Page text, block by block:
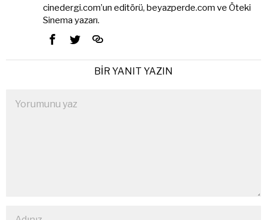
cinedergi.com’un editörü, beyazperde.com ve Öteki
Sinema yazarı.
BIR YANIT YAZIN